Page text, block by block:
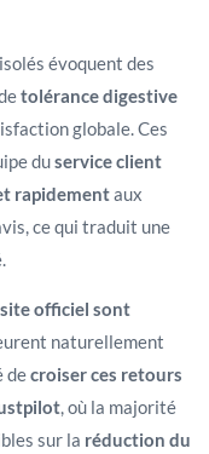
évoquent des
tolérance digestive
globale. Ces
duservice client
rapidementaux
ce qui traduit une
officiel sont
naturellement
decroiser ces retours
, où la majorité
sur la réduction du